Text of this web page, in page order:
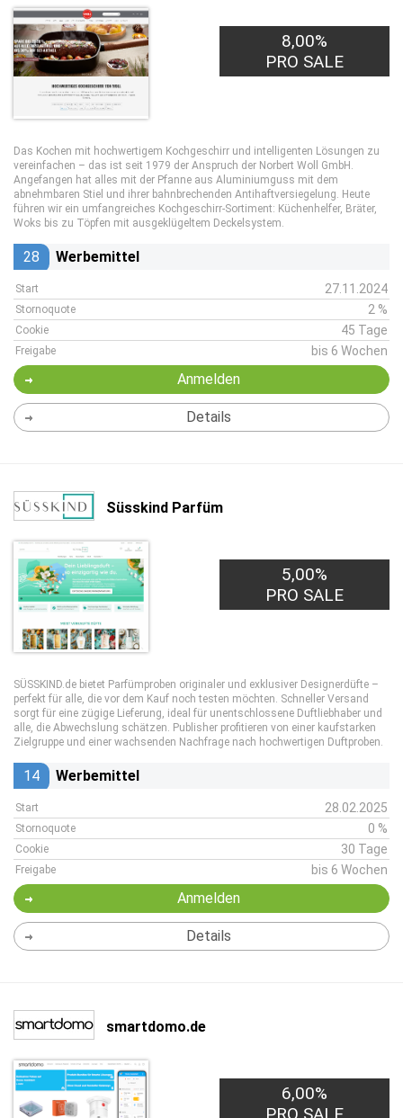
8,00%
PRO SALE
Das Kochen mit hochwertigem Kochgeschirr und intelligenten Lösungen zu
vereinfachen – das ist seit 1979 der Anspruch der Norbert Woll GmbH.
Angefangen hat alles mit der Pfanne aus Aluminiumguss mit dem
abnehmbaren Stiel und ihrer bahnbrechenden Antihaftversiegelung. Heute
führen wir ein umfangreiches Kochgeschirr-Sortiment: Küchenhelfer, Bräter,
Woks bis zu Töpfen mit ausgeklügeltem Deckelsystem.
28 Werbemittel
Start 27.11.2024
Stornoquote 2 %
Cookie 45 Tage
Freigabe bis 6 Wochen
Anmelden
Details
Süsskind Parfüm
5,00%
PRO SALE
SÜSSKIND.de bietet Parfümproben originaler und exklusiver Designerdüfte –
perfekt für alle, die vor dem Kauf noch testen möchten. Schneller Versand
sorgt für eine zügige Lieferung, ideal für unentschlossene Duftliebhaber und
alle, die Abwechslung schätzen. Publisher profitieren von einer kaufstarken
Zielgruppe und einer wachsenden Nachfrage nach hochwertigen Duftproben.
14 Werbemittel
Start 28.02.2025
Stornoquote 0 %
Cookie 30 Tage
Freigabe bis 6 Wochen
Anmelden
Details
smartdomo.de
6,00%